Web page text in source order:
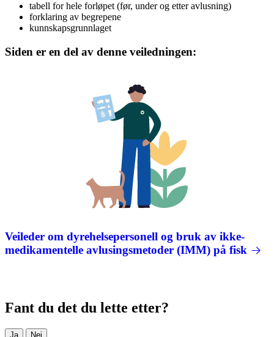
tabell for hele forløpet (før, under og etter avlusning)
forklaring av begrepene
kunnskapsgrunnlaget
Siden er en del av denne veiledningen:
Veileder om dyrehelsepersonell og bruk av ikke-
medikamentelle avlusingsmetoder (IMM) på fisk
Fant du det du lette etter?
Ja Nei